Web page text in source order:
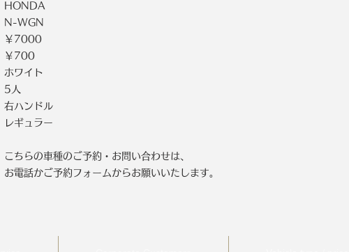
HONDA
N-WGN
￥7000
￥700
ホワイト
5人
右ハンドル
レギュラー
こちらの車種のご予約・お問い合わせは、
お電話かご予約フォームからお願いいたします。